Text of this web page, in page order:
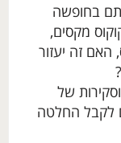
בחופשה
מקסים,
האם זה יעזור
של
לקבל החלטה